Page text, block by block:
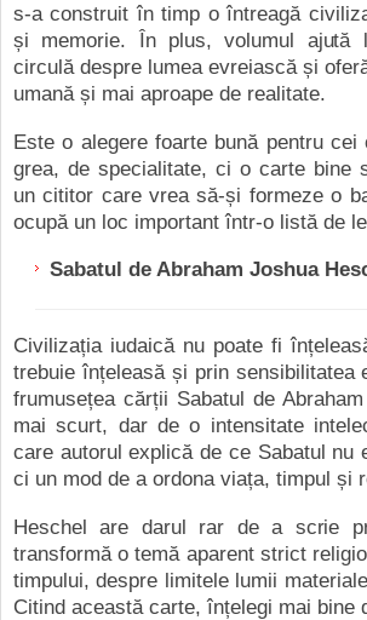
s-a construit în timp o întreagă
și memorie. În plus, volumul ajută
circulă despre lumea evreiască și
umană și mai aproape de realitate.
Este o alegere foarte bună pentru
grea, de specialitate, ci o carte bine
un cititor care vrea să-și formeze o
ocupă un loc important într-o listă de
Sabatul de Abraham Joshua
Civilizația iudaică nu poate fi
trebuie înțeleasă și prin
frumusețea cărții Sabatul de
mai scurt, dar de o intensitate
care autorul explică de ce Sabatul nu
ci un mod de a ordona viața, timpul și
Heschel are darul rar de a scrie
transformă o temă aparent strict
timpului, despre limitele lumii
Citind această carte, înțelegi mai